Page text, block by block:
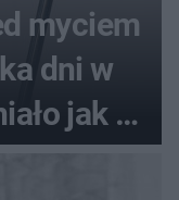
myciem
dni w
jak w